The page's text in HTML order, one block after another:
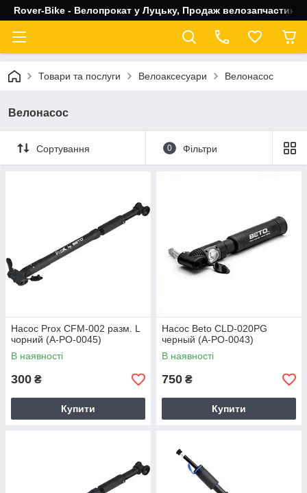
Rover-Bike - Велопрокат у Луцьку, Продаж велозапчастин,
Товари та послуги Велоаксесуари Велонасос
Велонасос
Сортування 0 Фільтри
Насос Prox CFM-002 разм. L
чорний (A-PO-0045)
В наявності
300 ₴
Купити
Насос Beto CLD-020PG
черный (A-PO-0043)
В наявності
750 ₴
Купити